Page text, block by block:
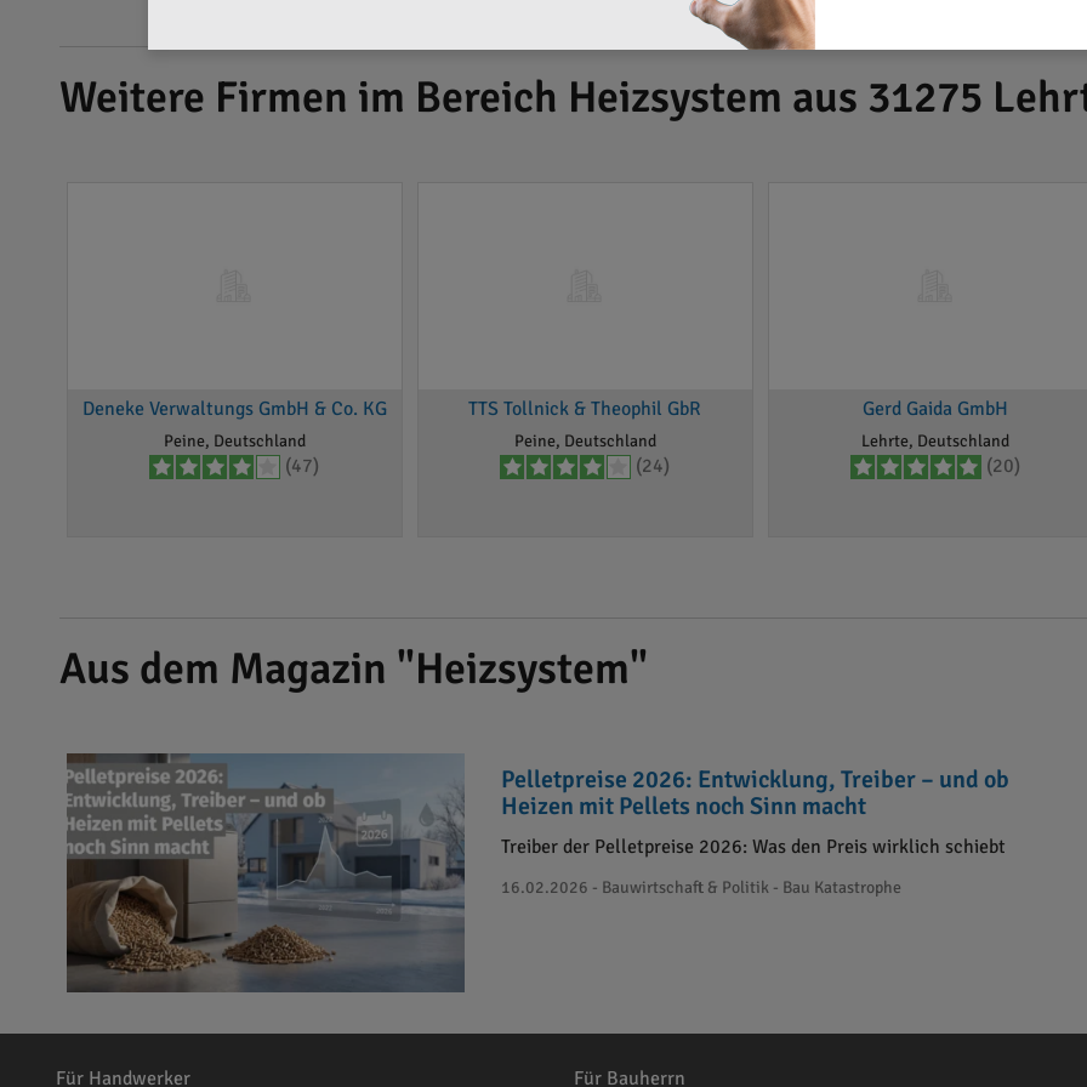
Weitere Firmen im Bereich Heizsystem aus 31275
Deneke Verwaltungs GmbH & Co. KG
Peine, Deutschland
(47)
TTS Tollnick & Theophil GbR
Peine, Deutschland
(24)
Gerd Gaida GmbH
Lehrte, Deutschland
(20)
Aus dem Magazin "Heizsystem"
Pelletpreise 2026: Entwicklung, Treiber – und ob
Heizen mit Pellets noch Sinn macht
Treiber der Pelletpreise 2026: Was den Preis wirklich schiebt
16.02.2026 - Bauwirtschaft & Politik - Bau Katastrophe
Für Handwerker Für Bauherrn